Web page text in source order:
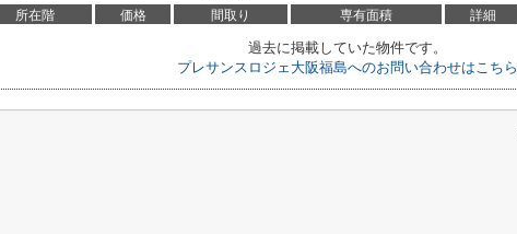
所在階 価格 間取り 専有面積 詳細
過去に掲載していた物件です。
プレサンスロジェ大阪福島へのお問い合わせはこちら